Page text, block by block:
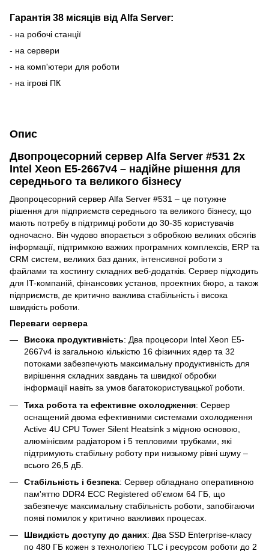
Гарантія 38 місяців від Alfa Server:
- на робочі станції
- на сервери
- на комп'ютери для роботи
- на ігрові ПК
Опис
Двопроцесорний сервер Alfa Server #531 2x
Intel Xeon E5-2667v4 – надійне рішення для
середнього та великого бізнесу
Двопроцесорний сервер Alfa Server #531 – це потужне
рішення для підприємств середнього та великого бізнесу, що
мають потребу в підтримці роботи до 30-35 користувачів
одночасно. Він чудово впорається з обробкою великих обсягів
інформації, підтримкою важких програмних комплексів, ERP та
CRM систем, великих баз даних, інтенсивної роботи з
файлами та хостингу складних веб-додатків. Сервер підходить
для IT-компаній, фінансових установ, проектних бюро, а також
підприємств, де критично важлива стабільність і висока
швидкість роботи.
Переваги сервера
Висока продуктивність: Два процесори Intel Xeon E5-
2667v4 із загальною кількістю 16 фізичних ядер та 32
потоками забезпечують максимальну продуктивність для
вирішення складних завдань та швидкої обробки
інформації навіть за умов багатокористувацької роботи.
Тиха робота та ефективне охолодження: Сервер
оснащений двома ефективними системами охолодження
Active 4U CPU Tower Silent Heatsink з мідною основою,
алюмінієвим радіатором і 5 тепловими трубками, які
підтримують стабільну роботу при низькому рівні шуму –
всього 26,5 дБ.
Стабільність і безпека: Сервер обладнано оперативною
пам'яттю DDR4 ECC Registered об'ємом 64 ГБ, що
забезпечує максимальну стабільність роботи, запобігаючи
появі помилок у критично важливих процесах.
Швидкість доступу до даних: Два SSD Enterprise-класу
по 480 ГБ кожен з технологією TLC і ресурсом роботи до 2